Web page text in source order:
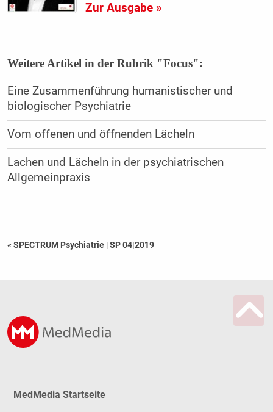
Zur Ausgabe »
Weitere Artikel in der Rubrik "Focus":
Eine Zusammenführung humanistischer und
biologischer Psychiatrie
Vom offenen und öffnenden Lächeln
Lachen und Lächeln in der psychiatrischen
Allgemeinpraxis
« SPECTRUM Psychiatrie |SP 04|2019
MedMedia Startseite